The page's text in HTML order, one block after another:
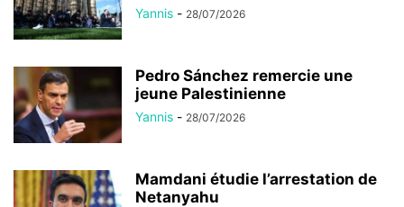
Yannis - 28/07/2026
Pedro Sánchez remercie une
jeune Palestinienne
Yannis - 28/07/2026
Mamdani étudie l’arrestation de
Netanyahu